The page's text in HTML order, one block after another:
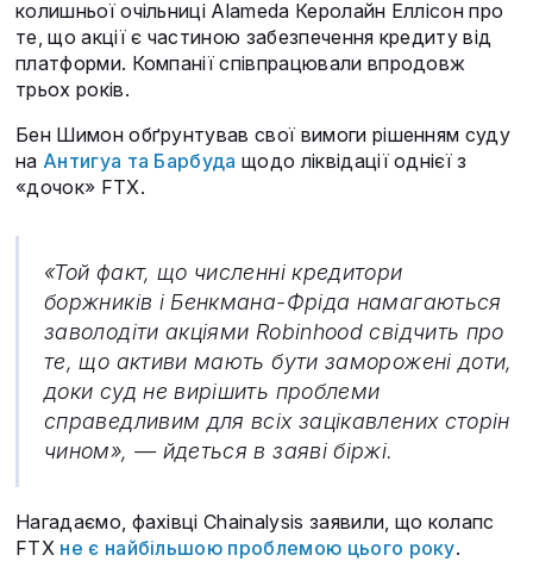
колишньої очільниці Alameda Керолайн Еллісон про
те, що акції є частиною забезпечення кредиту від
платформи. Компанії співпрацювали впродовж
трьох років.
Бен Шимон обґрунтував свої вимоги рішенням суду
на Антигуа та Барбуда щодо ліквідації однієї з
«дочок» FTX.
«Той факт, що численні кредитори
боржників і Бенкмана-Фріда намагаються
заволодіти акціями Robinhood свідчить про
те, що активи мають бути заморожені доти,
доки суд не вирішить проблеми
справедливим для всіх зацікавлених сторін
чином», — йдеться в заяві біржі.
Нагадаємо, фахівці Chainalysis заявили, що колапс
FTX не є найбільшою проблемою цього року.